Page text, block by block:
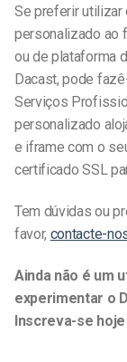
Se preferir utilizar
personalizado ao
ou de plataforma
Dacast, pode
Serviços
personalizado
e iframe com o
certificado SSL
Tem dúvidas ou
favor, contacte-
Ainda não é um
experimentar o
Inscreva-se